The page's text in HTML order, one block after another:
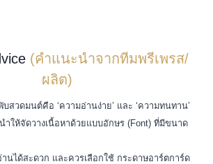
(คำแนะนำจากทีมพรีเพรส/
ผลิต)
สวดมนต์คือ ‘ความอ่านง่าย’ และ ‘ความทนทาน’
ำให้จัดวางเนื้อหาด้วยแบบอักษร (Font) ที่มีขนาด
านได้สะดวก และควรเลือกใช้ กระดาษอาร์ตการ์ด